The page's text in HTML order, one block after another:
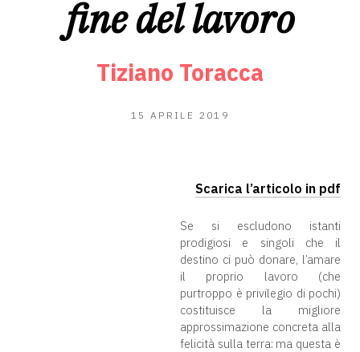
fine del lavoro
Tiziano Toracca
15 APRILE 2019
Scarica l’articolo in pdf
Se si escludono istanti
prodigiosi e singoli che il
destino ci può donare, l’amare
il proprio lavoro (che
purtroppo è privilegio di pochi)
costituisce la migliore
approssimazione concreta alla
felicità sulla terra: ma questa è